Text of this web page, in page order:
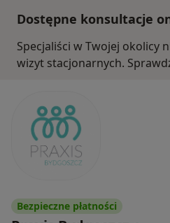
Dostępne konsultacje
Specjaliści w Twojej okolicy
wizyt stacjonarnych.
Bezpieczne płatności